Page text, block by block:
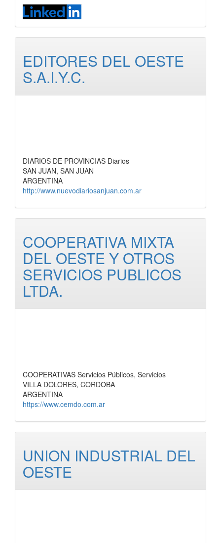
EDITORES DEL OESTE
S.A.I.Y.C.
DIARIOS DE PROVINCIAS Diarios
SAN JUAN, SAN JUAN
ARGENTINA
http://www.nuevodiariosanjuan.com.ar
COOPERATIVA MIXTA
DEL OESTE Y OTROS
SERVICIOS PUBLICOS
LTDA.
COOPERATIVAS Servicios Públicos, Servicios
VILLA DOLORES, CORDOBA
ARGENTINA
https://www.cemdo.com.ar
UNION INDUSTRIAL DEL
OESTE